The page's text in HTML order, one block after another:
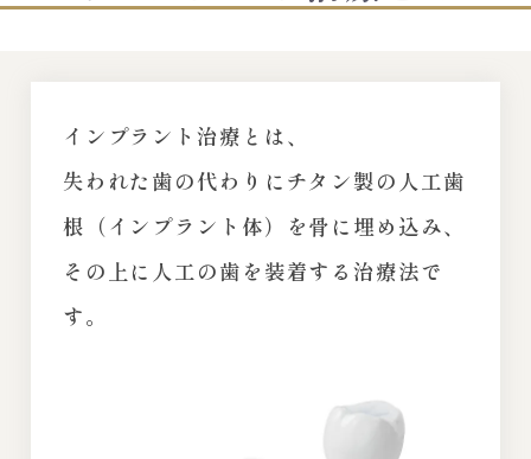
インプラント治療とは、
失われた歯の代わりにチタン製の人工歯
根（インプラント体）を骨に埋め込み、
その上に人工の歯を装着する治療法で
す。